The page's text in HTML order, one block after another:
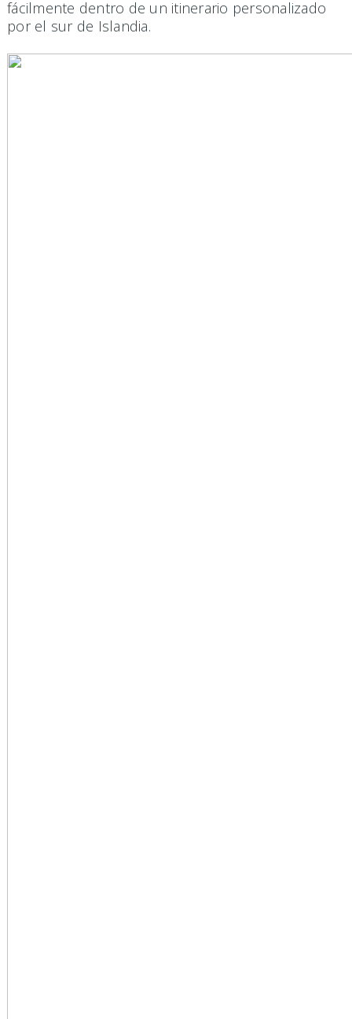
fácilmente dentro de un itinerario personalizado
por el sur de Islandia.